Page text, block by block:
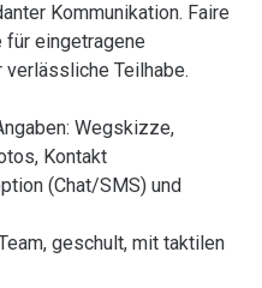
Kommunikation. Faire
eingetragene
verlässliche Teilhabe.
Wegskizze,
Kontakt
(Chat/SMS) und
geschult, mit taktilen